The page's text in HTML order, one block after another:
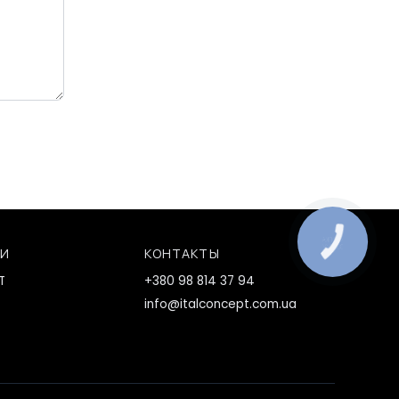
КОНТАКТЫ
+380 98 814 37 94
info@italconcept.com.ua
КНОПКА
ЗВ'ЯЗКУ